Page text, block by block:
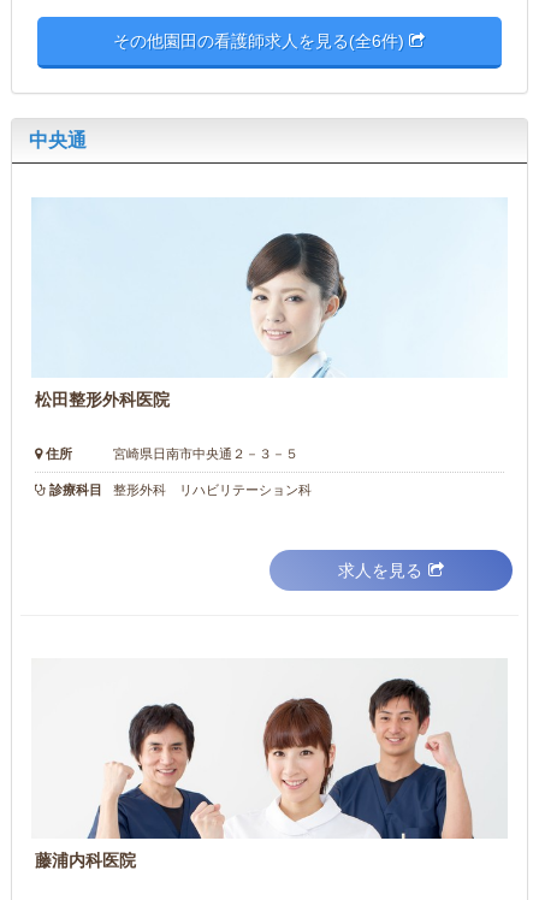
その他園田の看護師求人を見る(全6件)
中央通
松田整形外科医院
住所 宮崎県日南市中央通２－３－５
診療科目 整形外科 リハビリテーション科
求人を見る
藤浦内科医院